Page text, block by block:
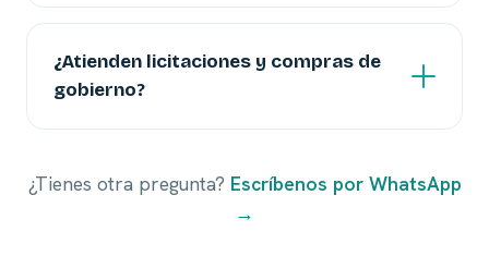
¿Atienden licitaciones y compras de
gobierno?
¿Tienes otra pregunta? Escríbenos por WhatsApp
→